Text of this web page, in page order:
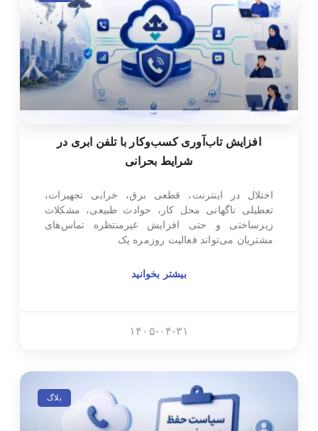
افزایش تاب‌آوری کسب‌وکار با تلفن ابری در
شرایط بحرانی
اختلال در اینترنت، قطعی برق، خرابی تجهیزات،
تعطیلی ناگهانی محل کار، حوادث طبیعی، مشکلات
زیرساختی و حتی افزایش غیرمنتظره تماس‌های
مشتریان می‌تواند فعالیت روزمره یک
بیشتر بخوانید
۱۴۰۵-۰۴-۳۱
بلاگ